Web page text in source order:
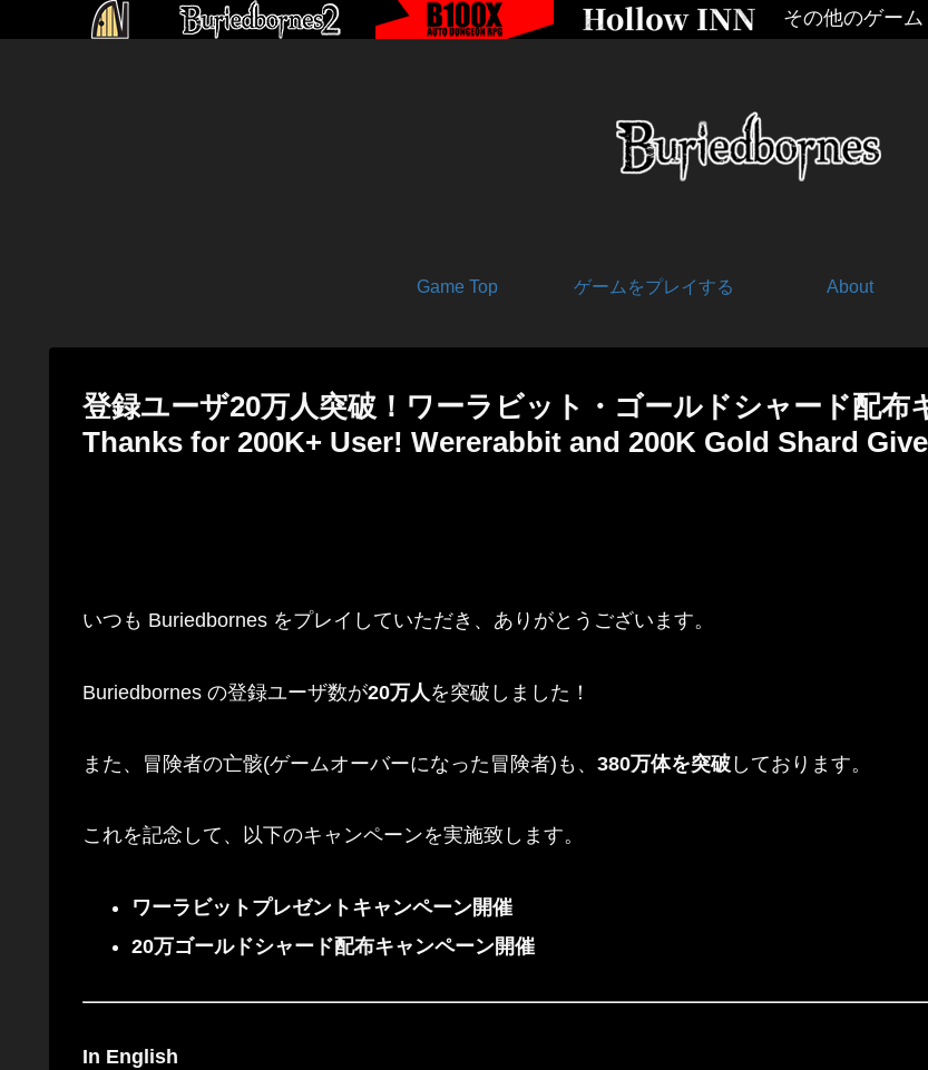
その他のゲーム
Game Top ゲームをプレイする About
登録ユーザ20万人突破！ワーラビット・ゴールドシャード配布
Thanks for 200K+ User! Wererabbit and 200K Gold Shard
いつも Buriedbornes をプレイしていただき、ありがとうございます。
Buriedbornes の登録ユーザ数が20万人 を突破しました！
また、冒険者の亡骸(ゲームオーバーになった冒険者)も、 380万体を突破 しております。
これを記念して、以下のキャンペーンを実施致します。
ワーラビットプレゼントキャンペーン開催
20万ゴールドシャード配布キャンペーン開催
In English